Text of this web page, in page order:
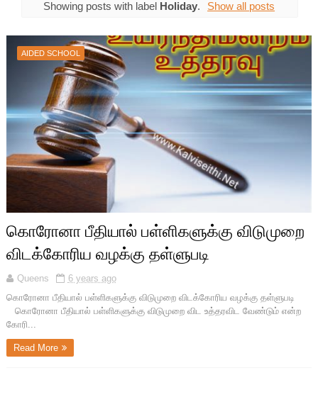
Showing posts with label Holiday. Show all posts
AIDED SCHOOL
கொரோனா பீதியால் பள்ளிகளுக்கு விடுமுறை
விடக்கோரிய வழக்கு தள்ளுபடி
Queens
6 years ago
கொரோனா பீதியால் பள்ளிகளுக்கு விடுமுறை விடக்கோரிய வழக்கு தள்ளுபடி
கொரோனா பீதியால் பள்ளிகளுக்கு விடுமுறை விட உத்தரவிட வேண்டும் என்ற
கோரி...
Read More